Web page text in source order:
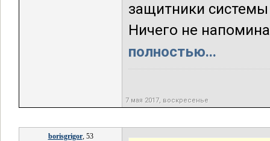
защитники системы
Ничего не
полностью...
7 мая 2017, воскресенье
borisgrigor, 53